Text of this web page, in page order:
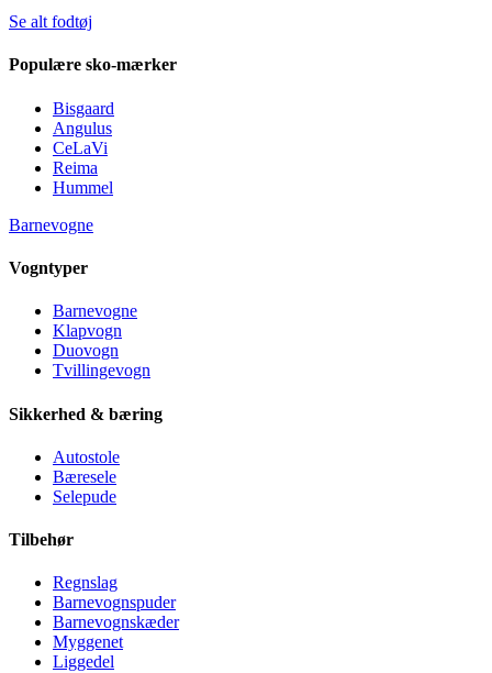
Se alt fodtøj
Populære sko-mærker
Bisgaard
Angulus
CeLaVi
Reima
Hummel
Barnevogne
Vogntyper
Barnevogne
Klapvogn
Duovogn
Tvillingevogn
Sikkerhed & bæring
Autostole
Bæresele
Selepude
Tilbehør
Regnslag
Barnevognspuder
Barnevognskæder
Myggenet
Liggedel